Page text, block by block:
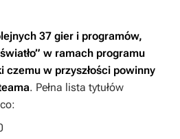
37 gier i programów,
w ramach programu
czemu w przyszłości powinny
. Pełna lista tytułów